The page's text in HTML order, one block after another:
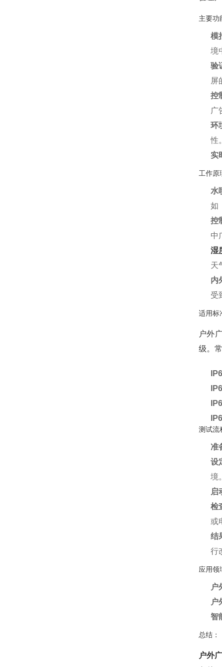
主要功
模
境
验
屏
控
广
环
性
实
工作原
水
如
控
中
湿
天
内
受
适用标
户外
级。
测试流
准
设
境
启
检
或
结
行
应用领
户
户
智
总结：
户外